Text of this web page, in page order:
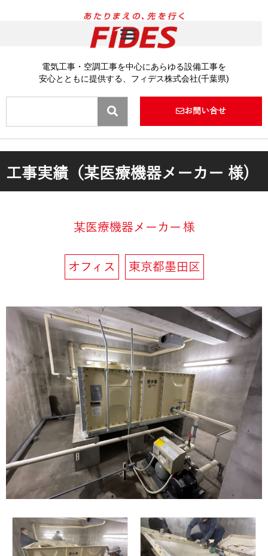
電気工事・空調工事を中心にあらゆる設備工事を
安心とともに提供する、フィデス株式会社(千葉県)
お問い合せ
工事実績（某医療機器メーカー 様)
某医療機器メーカー 様
オフィス 東京都墨田区